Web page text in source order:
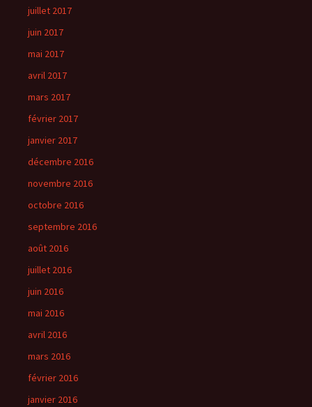
juillet 2017
juin 2017
mai 2017
avril 2017
mars 2017
février 2017
janvier 2017
décembre 2016
novembre 2016
octobre 2016
septembre 2016
août 2016
juillet 2016
juin 2016
mai 2016
avril 2016
mars 2016
février 2016
janvier 2016